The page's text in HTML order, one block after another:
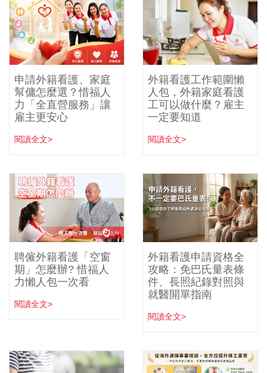
申請外籍看護、家庭
幫傭怎麼選？惜福人
力「全直營服務」讓
雇主更安心
閱讀全文>
外籍看護工作範圍懶
人包，外籍家庭看護
工可以做什麼？雇主
一定要知道
閱讀全文>
聘僱外籍看護「空窗
期」怎麼辦? 惜福人
力懶人包一次看
閱讀全文>
外籍看護申請資格全
攻略：免巴氏量表條
件、長照紀錄對照與
就醫開單指南
閱讀全文>